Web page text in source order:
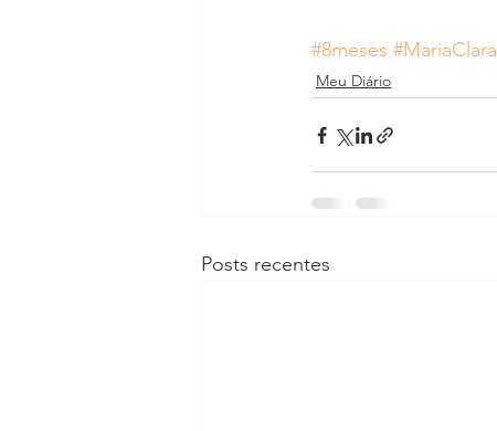
#8meses #MariaClara
Meu Diário
Posts recentes